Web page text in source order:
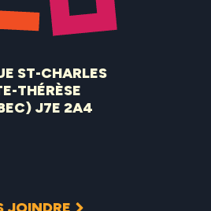
ST-CHARLES
THÉRÈSE
J7E 2A4